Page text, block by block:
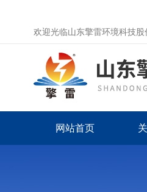
欢迎光临山东擎雷环境科技股
网站首页